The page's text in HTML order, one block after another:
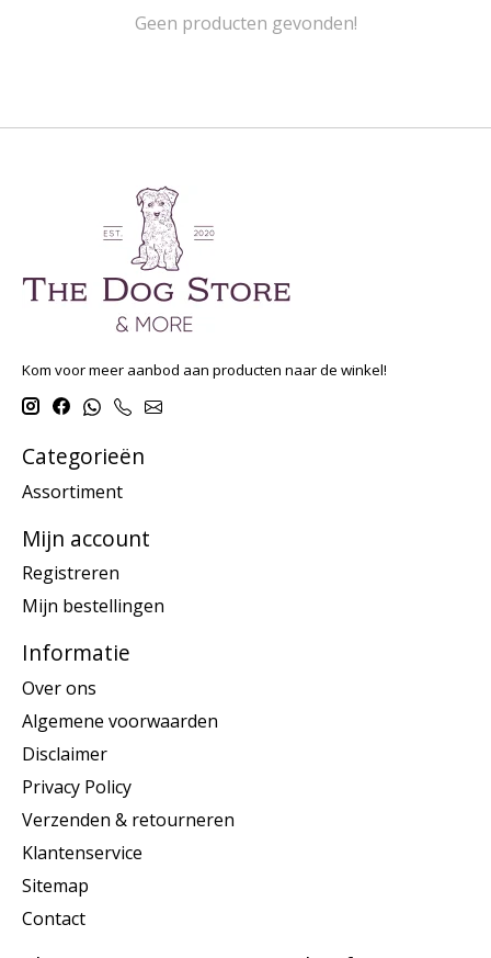
Geen producten gevonden!
Kom voor meer aanbod aan producten naar de winkel!
Categorieën
Assortiment
Mijn account
Registreren
Mijn bestellingen
Informatie
Over ons
Algemene voorwaarden
Disclaimer
Privacy Policy
Verzenden & retourneren
Klantenservice
Sitemap
Contact